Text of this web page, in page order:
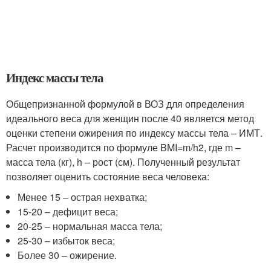
Индекс массы тела
Общепризнанной формулой в ВОЗ для определения
идеального веса для женщин после 40 является метод
оценки степени ожирения по индексу массы тела – ИМТ.
Расчет производится по формуле BMI=m/h2, где m –
масса тела (кг), h – рост (см). Полученный результат
позволяет оценить состояние веса человека:
Менее 15 – острая нехватка;
15-20 – дефицит веса;
20-25 – нормальная масса тела;
25-30 – избыток веса;
Более 30 – ожирение.